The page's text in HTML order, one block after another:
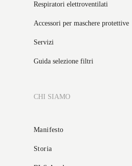
Respiratori elettroventilati
Accessori per maschere protettive
Servizi
Guida selezione filtri
CHI SIAMO
Manifesto
Storia